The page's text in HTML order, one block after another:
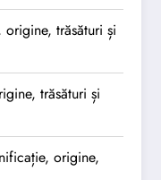
origine, trăsături și
trăsături și
origine,